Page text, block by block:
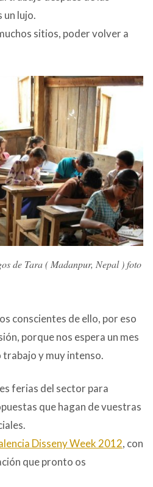
un lujo.
sitios, poder volver a
de Tara ( Madanpur, Nepal ) foto
conscientes de ello, por eso
porque nos espera un mes
trabajo y muy intenso.
ferias del sector para
que hagan de vuestras
Disseny Week 2012, con
que pronto os